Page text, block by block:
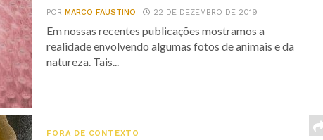
PORMARCO FAUSTINO 22 DE DEZEMBRO DE 2019
Em nossas recentes publicações mostramos a
realidade envolvendo algumas fotos de animais e da
natureza. Tais...
FORA DE CONTEXTO